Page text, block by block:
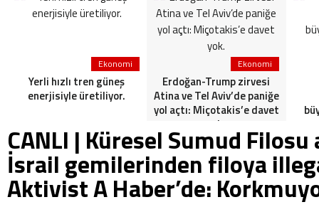
Ekonomi
Yerli hızlı tren güneş
enerjisiyle üretiliyor.
Ekonomi
Erdoğan-Trump zirvesi
Atina ve Tel Aviv’de paniğe
yol açtı: Miçotakis’e davet
yok.
CANLI | Küresel Sumud
İsrail gemilerinden filoya
Aktivist A Haber’de: